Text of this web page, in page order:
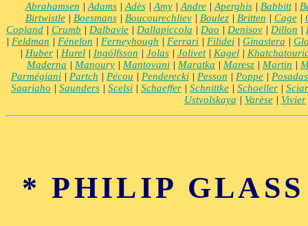
Abrahamsen | Adams| Adès| Amy| Andre| Aperghis| Babbitt|
Birtwistle| Boesmans| Boucourechliev| Boulez| Britten | Cage|
Copland | Crumb | Dalbavie | Dallapiccola | Dao | Denisov | Dillon |
| Feldman | Fénelon | Ferneyhough | Ferrari | Filidei | Ginastera |
| Huber| Hurel| Ingólfsson | Jolas| Jolivet| Kagel|
Maderna | Manoury | Mantovani | Maratka | Maresz | Martin |
Parmégiani | Partch | Pécou | Penderecki | Pesson | Poppe | Posadas
Saariaho | Saunders | Scelsi | Schaeffer | Schnittke | Schoeller |
Ustvolskaya | Varèse| Vivier
* PHILIP